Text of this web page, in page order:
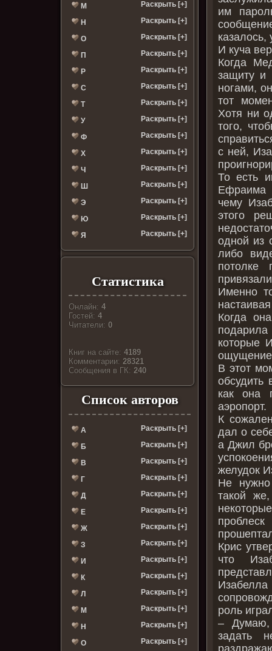
М Раскрыть [+]
Н Раскрыть [+]
О Раскрыть [+]
П Раскрыть [+]
Р Раскрыть [+]
С Раскрыть [+]
Т Раскрыть [+]
У Раскрыть [+]
Ф Раскрыть [+]
Х Раскрыть [+]
Ч Раскрыть [+]
Ш Раскрыть [+]
Э Раскрыть [+]
Ю Раскрыть [+]
Я Раскрыть [+]
Статистика
Онлайн:4
Гостей:4
Читатели:0
Книг на сайте:4189
Комментарии:28321
Cообщения в ГК:240
Список авторов
А Раскрыть [+]
Б Раскрыть [+]
В Раскрыть [+]
Г Раскрыть [+]
Д Раскрыть [+]
Е Раскрыть [+]
Ж Раскрыть [+]
З Раскрыть [+]
И Раскрыть [+]
К Раскрыть [+]
Л Раскрыть [+]
М Раскрыть [+]
Н Раскрыть [+]
О Раскрыть [+]
им
казалось,
И куча
Когда
защиту и
ногами,
тот
Хотя ни
того,
с ней,
То есть
Ефраима
чему
этого
одной из
либо
потолке
Именно
Когда
которые
В этот
обсудить
как она
аэропорт.
К
дал о
а Джил
желудок
Не
такой
Крис
что
роль
– Думаю,
задать